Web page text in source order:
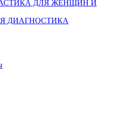
ДЛЯ ЖЕНЩИН И
ДИАГНОСТИКА